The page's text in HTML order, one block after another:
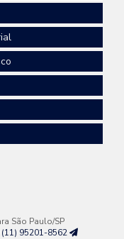
São Paulo/SP
(11) 95201-8562